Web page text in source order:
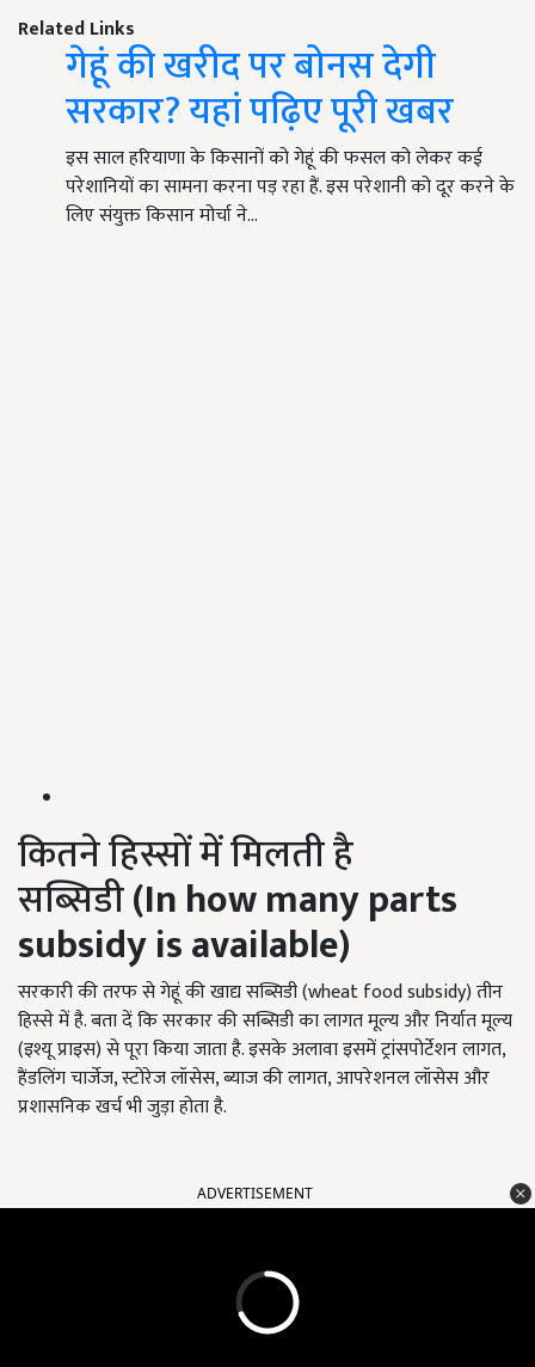
Related Links
गेहूं की खरीद पर बोनस देगी
सरकार? यहां पढ़िए पूरी खबर
इस साल हरियाणा के किसानों को गेहूं की फसल को लेकर कई
परेशानियों का सामना करना पड़ रहा हैं. इस परेशानी को दूर करने के
लिए संयुक्त किसान मोर्चा ने…
कितने हिस्सों में मिलती है
सब्सिडी(In how many parts
subsidy is available)
सरकारी की तरफ से गेहूं की खाद्य सब्सिडी (wheat food subsidy) तीन
हिस्से में है. बता दें कि सरकार की सब्सिडी का लागत मूल्य और निर्यात मूल्य
(इश्यू प्राइस) से पूरा किया जाता है. इसके अलावा इसमें ट्रांसपोर्टेशन लागत,
हैंडलिंग चार्जेज, स्टोरेज लॉसेस, ब्याज की लागत, आपरेशनल लॉसेस और
प्रशासनिक खर्च भी जुड़ा होता है.
ADVERTISEMENT